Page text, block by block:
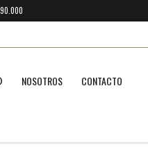
NOSOTROS
CONTACTO